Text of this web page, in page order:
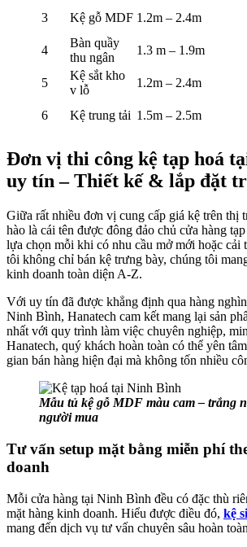
3
Kệ gỗ MDF 1.2m – 2.4m
4
Bàn quầy
thu ngân
1.3 m – 1.9m
5
Kệ sắt kho
v lỗ
1.2m – 2.4m
6
Kệ trung tải 1.5m – 2.5m
Đơn vị thi công kệ tạp hoá
uy tín – Thiết kế & lắp đặt
Giữa rất nhiều đơn vị cung cấp giá kệ trên thị
hào là cái tên được đông đảo chủ cửa hàng
lựa chọn mỗi khi có nhu cầu mở mới hoặc cải
tôi không chỉ bán kệ trưng bày, chúng tôi
kinh doanh toàn diện A-Z.
Với uy tín đã được khẳng định qua hàng
Ninh Bình, Hanatech cam kết mang lại sản
nhất với quy trình làm việc chuyên nghiệp,
Hanatech, quý khách hoàn toàn có thể yên
gian bán hàng hiện đại mà không tốn nhiều
Mẫu tủ kệ gỗ MDF màu cam – trắng
người mua
Tư vấn setup mặt bằng miễn phí
doanh
Mỗi cửa hàng tại Ninh Bình đều có đặc thù
mặt hàng kinh doanh. Hiểu được điều đó, kệ
mang đến dịch vụ tư vấn chuyên sâu hoàn